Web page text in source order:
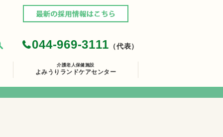
044-969-3111 （代表）
介護老人保健施設
よみうりランドケアセンター